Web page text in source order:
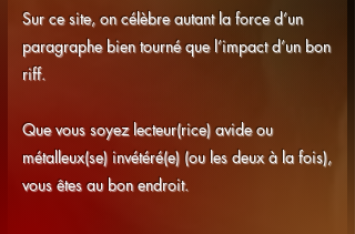
Sur ce site, on célèbre autant la force d’un
paragraphe bien tourné que l’impact d’un bon
riff.
Que vous soyez lecteur(rice) avide ou
métalleux(se) invétéré(e) (ou les deux à la fois),
vous êtes au bon endroit.